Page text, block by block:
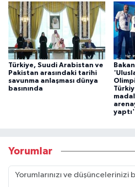
Türkiye, Suudi Arabistan ve
Pakistan arasındaki tarihi
savunma anlaşması dünya
basınında
yaptı'
Yorumlar